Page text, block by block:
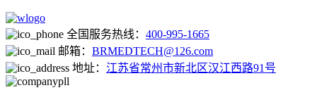
全国服务热线： 400-995-1665
邮箱： BRMEDTECH@126.com
地址： 江苏省常州市新北区汉江西路91号